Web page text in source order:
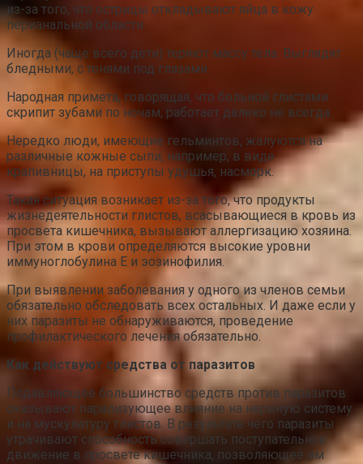
из-за того, что острицы откладывают яйца в кожу
перианальной области.
Иногда (чаще всего дети) теряют массу тела. Выглядят
бледными, с тенями под глазами.
Народная примета, говорящая, что больной глистами
скрипит зубами по ночам, работает далеко не всегда.
Нередко люди, имеющие гельминтов, жалуются на
различные кожные сыпи, например, в виде
крапивницы, на приступы удушья, насморк.
Такая ситуация возникает из-за того, что продукты
жизнедеятельности глистов, всасывающиеся в кровь из
просвета кишечника, вызывают аллергизацию хозяина.
При этом в крови определяются высокие уровни
иммуноглобулина Е и эозинофилия.
При выявлении заболевания у одного из членов семьи
обязательно обследовать всех остальных. И даже если у
них паразиты не обнаруживаются, проведение
профилактического лечения обязательно.
Как действуют средства от паразитов
Подавляющее большинство средств против паразитов
оказывают парализующее влияние на нервную систему
и на мускулатуру глистов. В результате чего паразиты
утрачивают способность совершать поступательное
движение в просвете кишечника, позволяющее им